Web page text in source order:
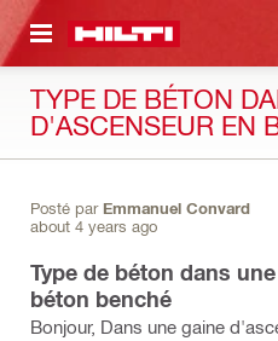
TYPE DE BÉTON
D'ASCENSEUR EN
Posté par Emmanuel Convard
about 4 years ago
Type de béton dans
béton benché
Bonjour, Dans une gaine